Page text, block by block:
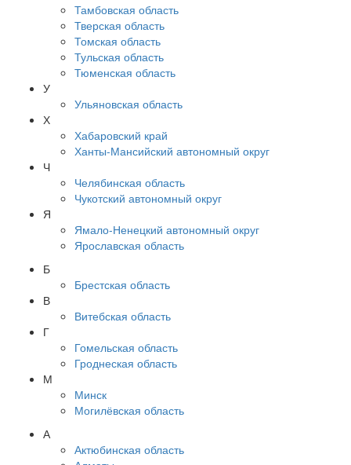
Тамбовская область
Тверская область
Томская область
Тульская область
Тюменская область
У
Ульяновская область
Х
Хабаровский край
Ханты-Мансийский автономный округ
Ч
Челябинская область
Чукотский автономный округ
Я
Ямало-Ненецкий автономный округ
Ярославская область
Б
Брестская область
В
Витебская область
Г
Гомельская область
Гроднеская область
М
Минск
Могилёвская область
А
Актюбинская область